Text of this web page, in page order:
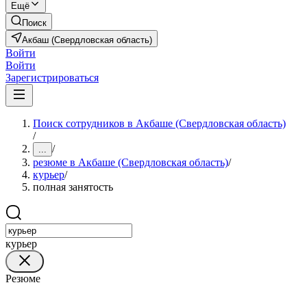
Ещё
Поиск
Акбаш (Свердловская область)
Войти
Войти
Зарегистрироваться
Поиск сотрудников в Акбаше (Свердловская область)
/
... /
резюме в Акбаше (Свердловская область)/
курьер/
полная занятость
курьер
Резюме